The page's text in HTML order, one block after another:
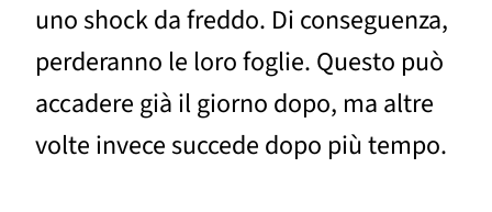
uno shock da freddo. Di conseguenza,
perderanno le loro foglie. Questo può
accadere già il giorno dopo, ma altre
volte invece succede dopo più tempo.